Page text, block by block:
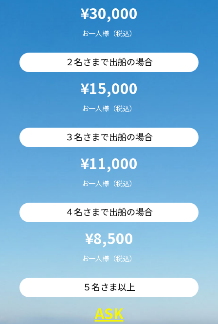
¥30,000
お一人様（税込）
２名さまで出船の場合
¥15,000
お一人様（税込）
３名さまで出船の場合
¥11,000
お一人様（税込）
４名さまで出船の場合
¥8,500
お一人様（税込）
５名さま以上
ASK